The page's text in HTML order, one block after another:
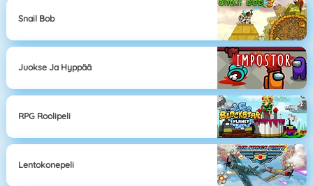
Snail Bob
Juokse Ja Hyppää
RPG Roolipeli
Lentokonepeli